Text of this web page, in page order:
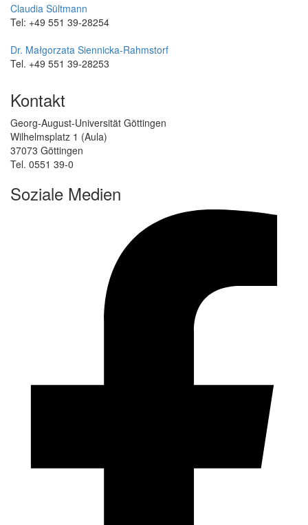
Claudia Sültmann
Tel: +49 551 39-28254
Dr. Małgorzata Siennicka-Rahmstorf
Tel. +49 551 39-28253
Kontakt
Georg-August-Universität Göttingen
Wilhelmsplatz 1 (Aula)
37073 Göttingen
Tel. 0551 39-0
Soziale Medien